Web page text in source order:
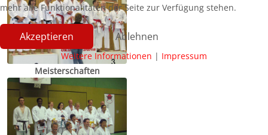
Meisterschaften
mehr alle Funktionalitäten der Seite zur Verfügung stehen.
Akzeptieren Ablehnen
Weitere Informationen | Impressum